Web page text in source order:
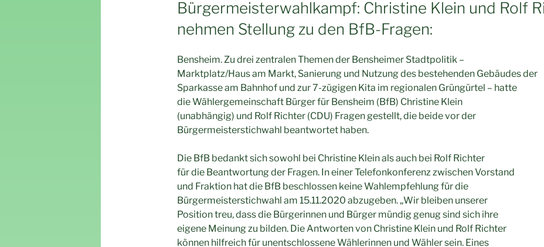
Bürgermeisterwahlkampf: Christine Klein und Rolf
nehmen Stellung zu den BfB-Fragen:
Bensheim. Zu drei zentralen Themen der Bensheimer Stadtpolitik –
Marktplatz/Haus am Markt, Sanierung und Nutzung des bestehenden Gebäudes der
Sparkasse am Bahnhof und zur 7-zügigen Kita im regionalen Grüngürtel – hatte
die Wählergemeinschaft Bürger für Bensheim (BfB) Christine Klein
(unabhängig) und Rolf Richter (CDU) Fragen gestellt, die beide vor der
Bürgermeisterstichwahl beantwortet haben.
Die BfB bedankt sich sowohl bei Christine Klein als auch bei Rolf Richter
für die Beantwortung der Fragen. In einer Telefonkonferenz zwischen Vorstand
und Fraktion hat die BfB beschlossen keine Wahlempfehlung für die
Bürgermeisterstichwahl am 15.11.2020 abzugeben. „Wir bleiben unserer
Position treu, dass die Bürgerinnen und Bürger mündig genug sind sich ihre
eigene Meinung zu bilden. Die Antworten von Christine Klein und Rolf Richter
können hilfreich für unentschlossene Wählerinnen und Wähler sein. Eines